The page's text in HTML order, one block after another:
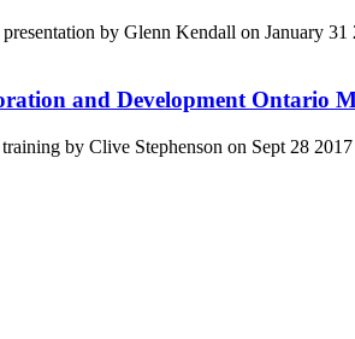
by Glenn Kendall on January
and Development Ontario
by Clive Stephenson on Sept 28